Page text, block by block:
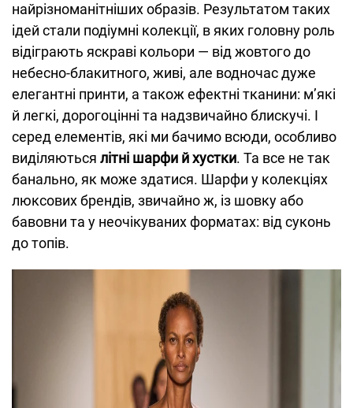
найрізноманітніших образів. Результатом таких
ідей стали подіумні колекції, в яких головну роль
відіграють яскраві кольори — від жовтого до
небесно-блакитного, живі, але водночас дуже
елегантні принти, а також ефектні тканини: м’які
й легкі, дорогоцінні та надзвичайно блискучі. І
серед елементів, які ми бачимо всюди, особливо
виділяються літні шарфи й хустки. Та все не так
банально, як може здатися. Шарфи у колекціях
люксових брендів, звичайно ж, із шовку або
бавовни та у неочікуваних форматах: від суконь
до топів.